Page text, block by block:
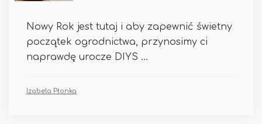
Nowy Rok jest tutaj i aby zapewnić świetny
początek ogrodnictwa, przynosimy ci
naprawdę urocze DIYS ...
Izabela Płonka